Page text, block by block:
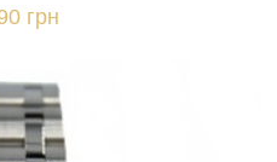
грн